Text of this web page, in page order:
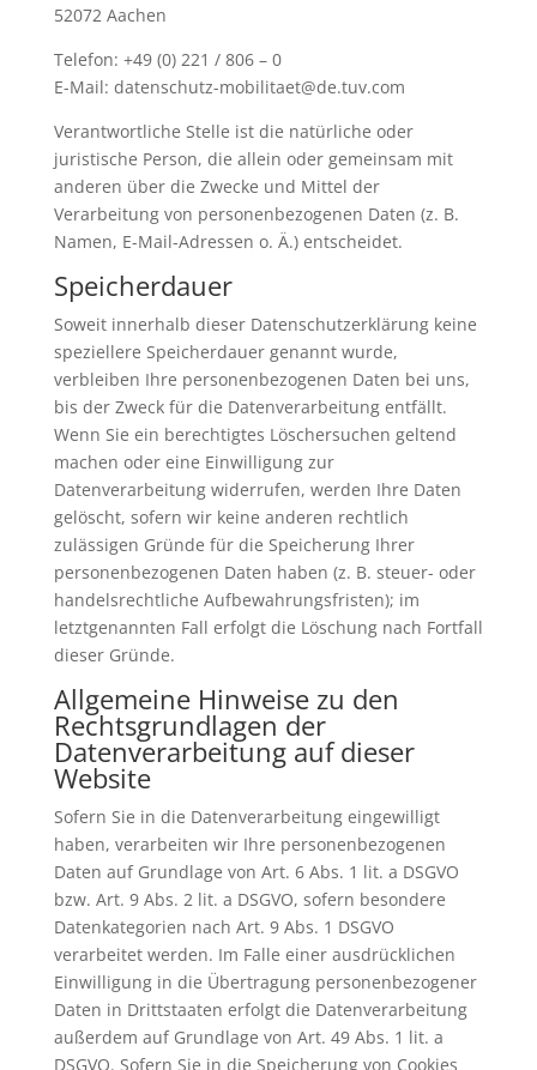
52072 Aachen
Telefon: +49 (0) 221 / 806 – 0
E-Mail: datenschutz-mobilitaet@de.tuv.com
Verantwortliche Stelle ist die natürliche oder
juristische Person, die allein oder gemeinsam mit
anderen über die Zwecke und Mittel der
Verarbeitung von personenbezogenen Daten (z. B.
Namen, E-Mail-Adressen o. Ä.) entscheidet.
Speicherdauer
Soweit innerhalb dieser Datenschutzerklärung keine
speziellere Speicherdauer genannt wurde,
verbleiben Ihre personenbezogenen Daten bei uns,
bis der Zweck für die Datenverarbeitung entfällt.
Wenn Sie ein berechtigtes Löschersuchen geltend
machen oder eine Einwilligung zur
Datenverarbeitung widerrufen, werden Ihre Daten
gelöscht, sofern wir keine anderen rechtlich
zulässigen Gründe für die Speicherung Ihrer
personenbezogenen Daten haben (z. B. steuer- oder
handelsrechtliche Aufbewahrungsfristen); im
letztgenannten Fall erfolgt die Löschung nach Fortfall
dieser Gründe.
Allgemeine Hinweise zu den
Rechtsgrundlagen der
Datenverarbeitung auf dieser
Website
Sofern Sie in die Datenverarbeitung eingewilligt
haben, verarbeiten wir Ihre personenbezogenen
Daten auf Grundlage von Art. 6 Abs. 1 lit. a DSGVO
bzw. Art. 9 Abs. 2 lit. a DSGVO, sofern besondere
Datenkategorien nach Art. 9 Abs. 1 DSGVO
verarbeitet werden. Im Falle einer ausdrücklichen
Einwilligung in die Übertragung personenbezogener
Daten in Drittstaaten erfolgt die Datenverarbeitung
außerdem auf Grundlage von Art. 49 Abs. 1 lit. a
DSGVO. Sofern Sie in die Speicherung von Cookies